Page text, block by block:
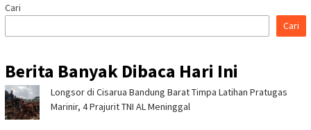
Cari
Cari
Berita Banyak Dibaca Hari Ini
Longsor di Cisarua Bandung Barat Timpa Latihan Pra­tugas
Marinir, 4 Prajurit TNI AL Meninggal